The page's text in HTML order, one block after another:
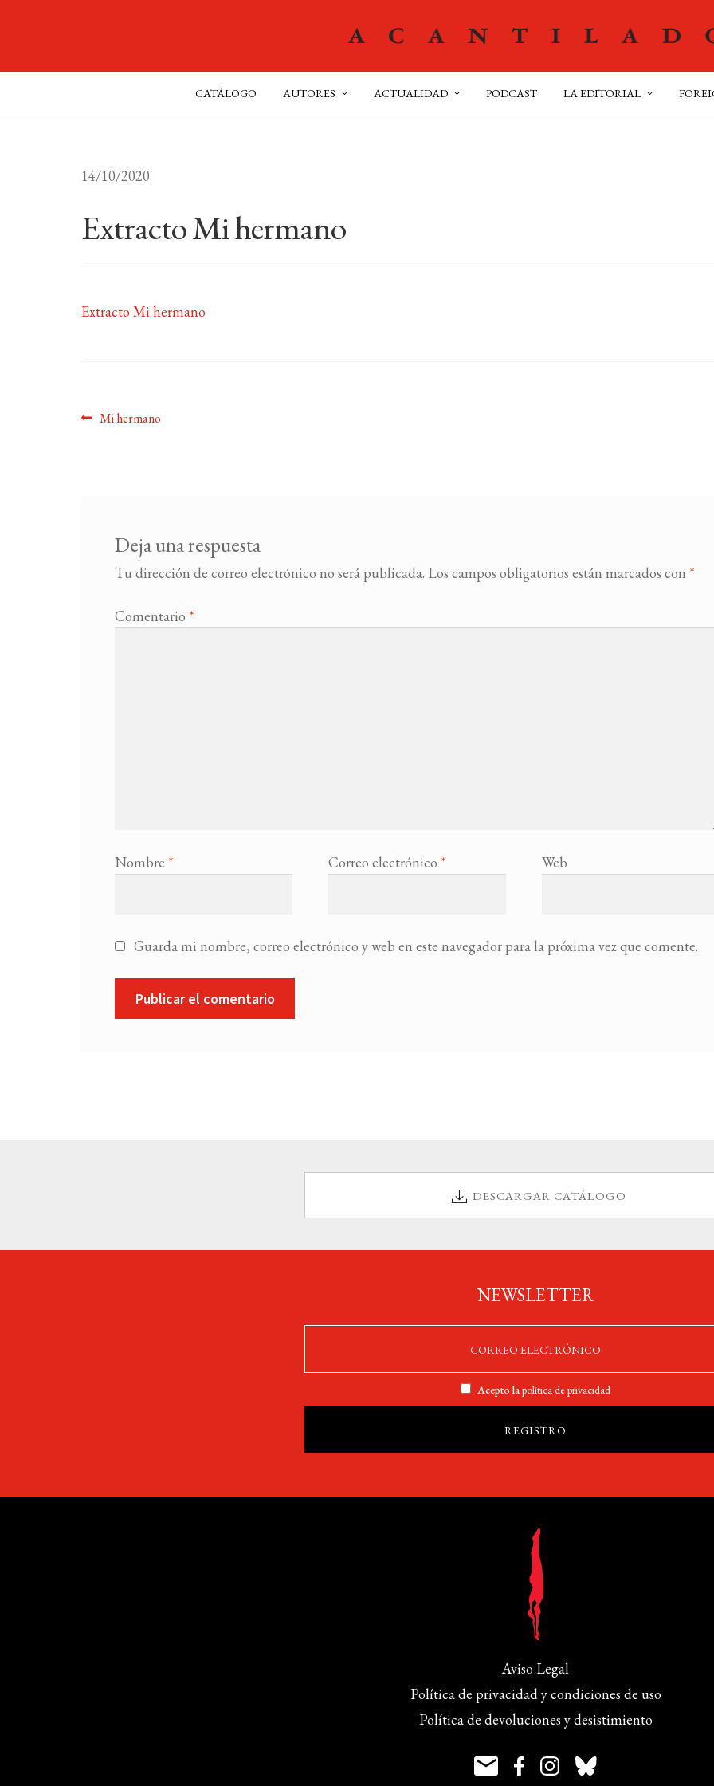
CATÁLOGO AUTORES ACTUALIDAD PODCAST LA EDITORIAL
14/10/2020
Extracto Mi hermano
Extracto Mi hermano
Navegación
Anterior:
Mi hermano
Deja una respuesta
Tu dirección de correo electrónico no será publicada. Los campos obligatorios están marcados con *
Comentario *
Nombre * Correo electrónico * Web
Guarda mi nombre, correo electrónico y web en este navegador para la próxima vez que comente.
DESCARGAR CATÁLOGO
NEWSLETTER
Acepto lapolítica de privacidad
Aviso Legal
Política de privacidad y condiciones de uso
Política de devoluciones y desistimiento